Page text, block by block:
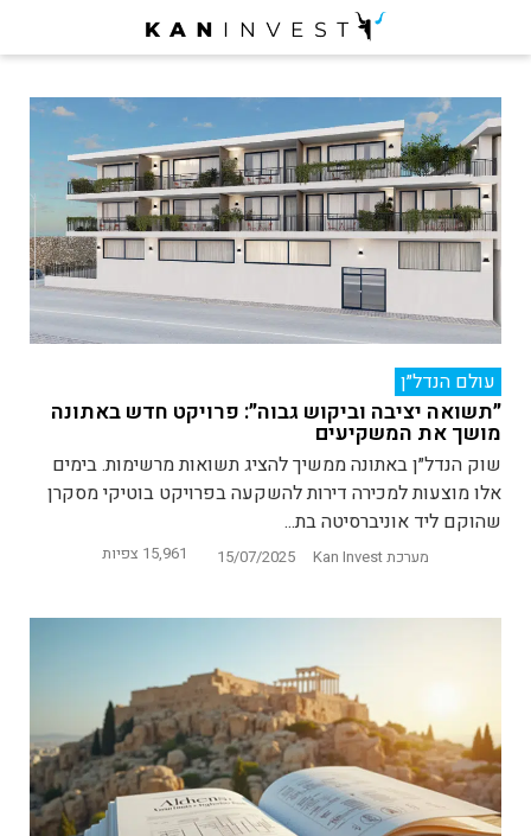
עולם הנדל״ן
״תשואה יציבה וביקוש גבוה״: פרויקט חדש באתונה
מושך את המשקיעים
שוק הנדל״ן באתונה ממשיך להציג תשואות מרשימות. בימים
אלו מוצעות למכירה דירות להשקעה בפרויקט בוטיקי מסקרן
שהוקם ליד אוניברסיטה בת...
מערכת Kan Invest 15/07/2025 15,961 צפיות